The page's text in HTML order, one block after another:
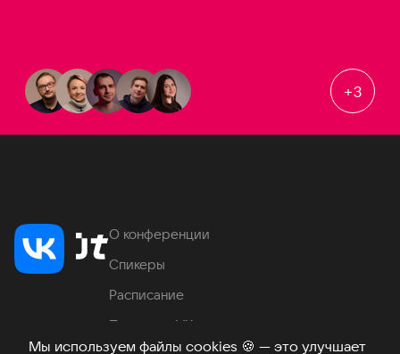
Мы используем файлы cookies 🍪 — это улучшает
+3
О конференции
Спикеры
Расписание
Продукты VK